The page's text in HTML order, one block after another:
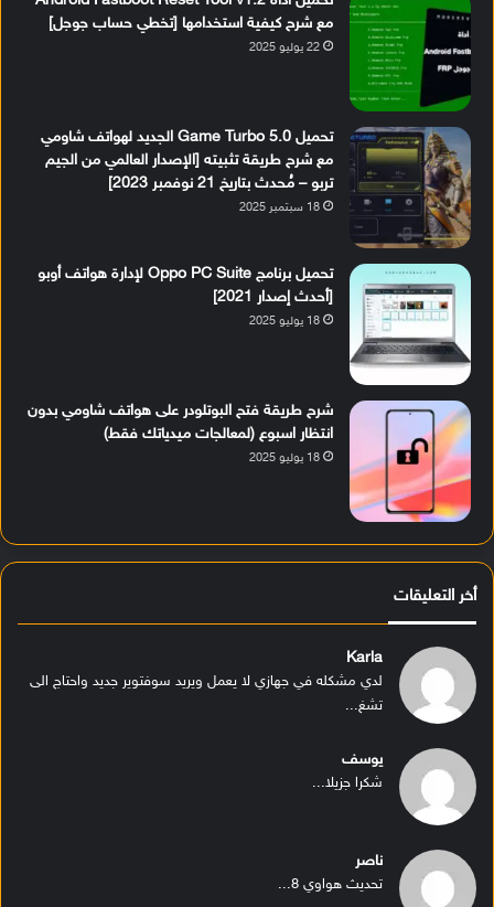
مع شرح كيفية استخدامها [تخطي حساب جوجل]
22 يوليو 2025
تحميل Game Turbo 5.0 الجديد لهواتف شاومي
مع شرح طريقة تثبيته [الإصدار العالمي من الجيم
تربو – مُحدث بتاريخ 21 نوفمبر 2023]
18 سبتمبر 2025
تحميل برنامج Oppo PC Suite لإدارة هواتف أوبو
[أحدث إصدار 2021]
18 يوليو 2025
شرح طريقة فتح البوتلودر على هواتف شاومي بدون
انتظار اسبوع (لمعالجات ميدياتك فقط)
18 يوليو 2025
أخر التعليقات
Karla
لدي مشكله في جهازي لا يعمل ويريد سوفتوير جديد واحتاج الى
تشغ...
يوسف
شكرا جزيلا...
ناصر
تحديث هواوي 8...